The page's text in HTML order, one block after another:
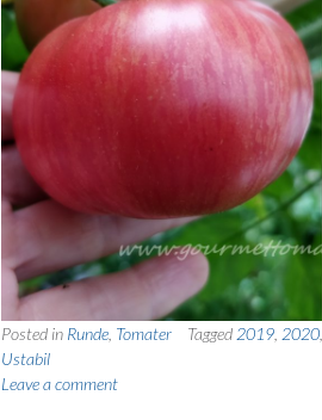
Posted in Runde, Tomater Tagged 2019, 2020,
Ustabil
Leave a comment